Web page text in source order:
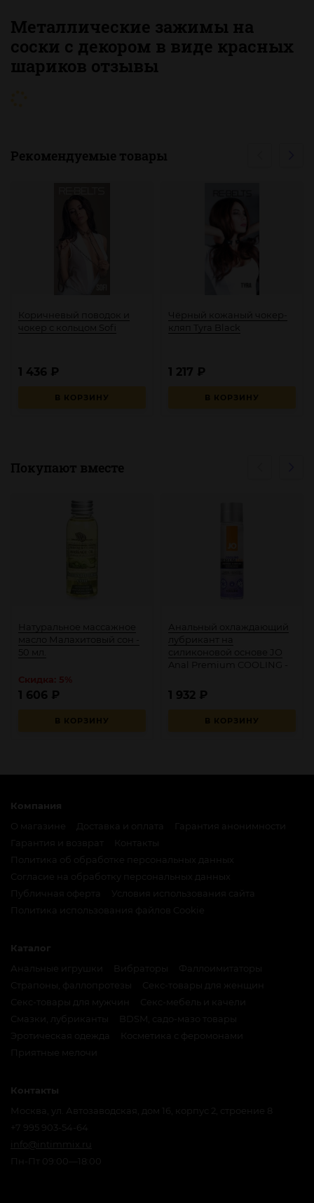
Металлические зажимы на
соски с декором в виде красных
шариков отзывы
Рекомендуемые товары
Коричневый поводок и
чокер с кольцом Sofi
В КОРЗИНУ
1 436 ₽
Чёрный кожаный чокер-
кляп Tyra Black
В КОРЗИНУ
1 217 ₽
Покупают вместе
Натуральное массажное
масло Малахитовый сон -
50 мл.
В КОРЗИНУ
1 606 ₽
Анальный охлаждающий
лубрикант на
силиконовой основе JO
Anal Premium COOLING -
В КОРЗИНУ
1 932 ₽
Компания
О магазине
Доставка и оплата
Гарантия анонимности
Политика об обработке персональных данных
Согласие на обработку персональных данных
Публичная оферта
Условия использования сайта
Политика использования файлов Cookie
Каталог
Анальные игрушки
Вибраторы
Фаллоимитаторы
Страпоны, фаллопротезы
Секс-товары для женщин
Секс-товары для мужчин
Секс-мебель и качели
Смазки, лубриканты
BDSM, садо-мазо товары
Эротическая одежда
Косметика с феромонами
Приятные мелочи
Контакты
Москва, ул. Автозаводская, дом 16, корпус 2, строение 8
+7 995 903-54-64
info@intimmix.ru
Пн-Пт 09:00—18:00